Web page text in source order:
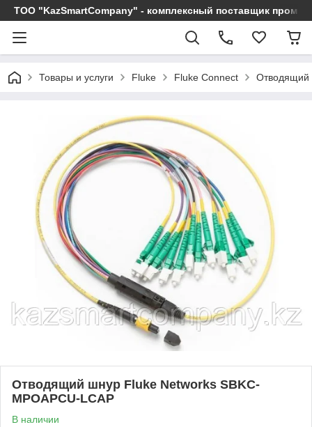
ТОО "KazSmartCompany" - комплексный поставщик
Товары и услуги Fluke Fluke Connect Отводящий
Отводящий шнур Fluke Networks SBKC-
MPOAPCU-LCAP
В наличии